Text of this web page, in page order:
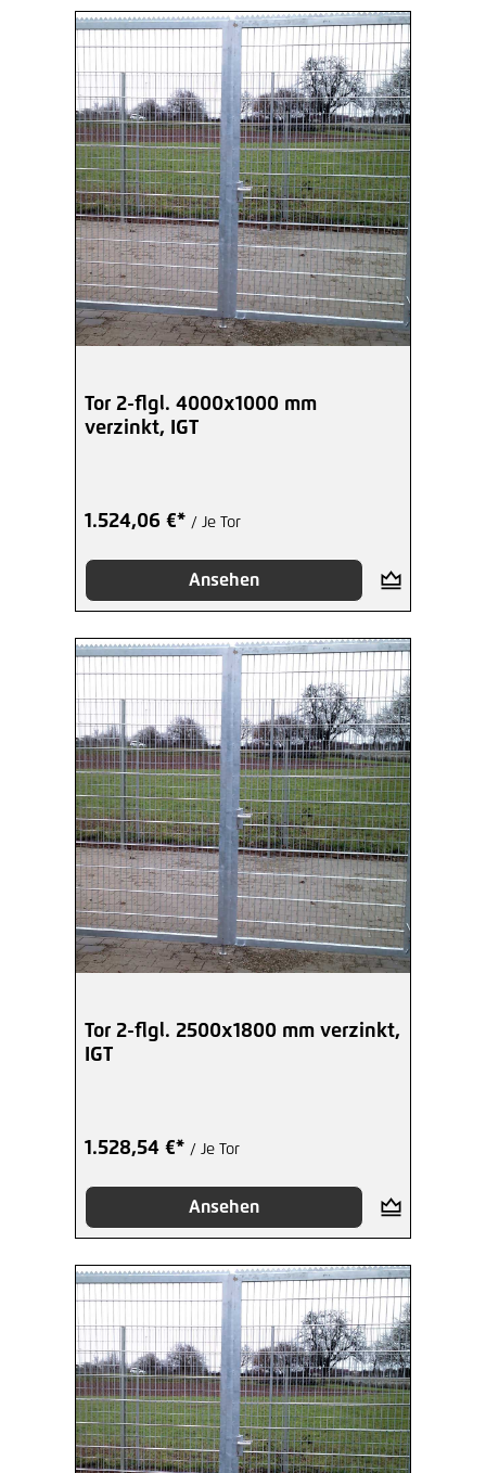
Tor 2-flgl. 4000x1000 mm
verzinkt, IGT
1.524,06 €* / Je Tor
Ansehen
Tor 2-flgl. 2500x1800 mm verzinkt,
IGT
1.528,54 €* / Je Tor
Ansehen